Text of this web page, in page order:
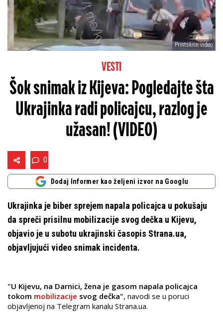
Printskrin video
VESTI
Šok snimak iz Kijeva: Pogledajte šta
Ukrajinka radi policajcu, razlog je
užasan! (VIDEO)
0
Dodaj Informer kao željeni izvor na Googlu
Ukrajinka je biber sprejem napala policajca u pokušaju
da spreči prisilnu mobilizacije svog dečka u Kijevu,
objavio je u subotu ukrajinski časopis Strana.ua,
objavljujući video snimak incidenta.
"U Kijevu, na Darnici, žena je gasom napala policajca
tokom mobilizacije svog dečka", navodi se u poruci
objavljenoj na Telegram kanalu Strana.ua.